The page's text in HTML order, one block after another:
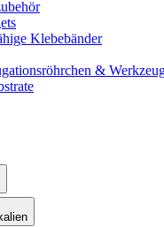
Klebebänder
&